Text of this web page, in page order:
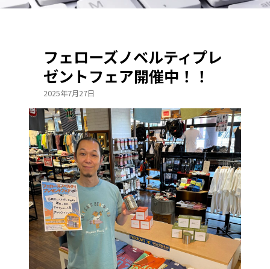
フェローズノベルティプレ
ゼントフェア開催中！！
2025年7月27日